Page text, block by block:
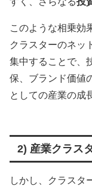
このような相乗効
クラスターのネッ
集中することで、
保、ブランド価値
としての産業の成
2) 産業クラス
しかし、クラスタ